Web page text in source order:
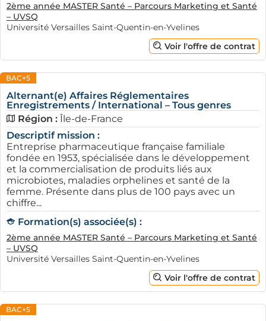
2ème année MASTER Santé – Parcours Marketing et Santé
– UVSQ
Université Versailles Saint-Quentin-en-Yvelines
Voir l'offre de contrat
BAC+5
Alternant(e) Affaires Réglementaires
Enregistrements / International – Tous genres
Région : Île-de-France
Descriptif mission :
Entreprise pharmaceutique française familiale
fondée en 1953, spécialisée dans le développement
et la commercialisation de produits liés aux
microbiotes, maladies orphelines et santé de la
femme. Présente dans plus de 100 pays avec un
chiffre...
Formation(s) associée(s) :
2ème année MASTER Santé – Parcours Marketing et Santé
– UVSQ
Université Versailles Saint-Quentin-en-Yvelines
Voir l'offre de contrat
BAC+5